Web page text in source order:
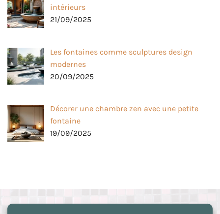
intérieurs
21/09/2025
Les fontaines comme sculptures design
modernes
20/09/2025
Décorer une chambre zen avec une petite
fontaine
19/09/2025